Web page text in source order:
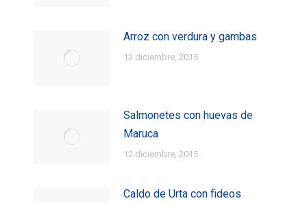
Arroz con verdura y gambas
13 diciembre, 2015
Salmonetes con huevas de
Maruca
12 diciembre, 2015
Caldo de Urta con fideos